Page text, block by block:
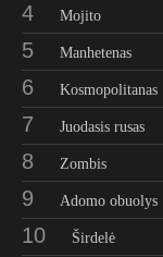
4 Mojito
5 Manhetenas
6 Kosmopolitanas
7 Juodasis rusas
8 Zombis
9 Adomo obuolys
10 Širdelė